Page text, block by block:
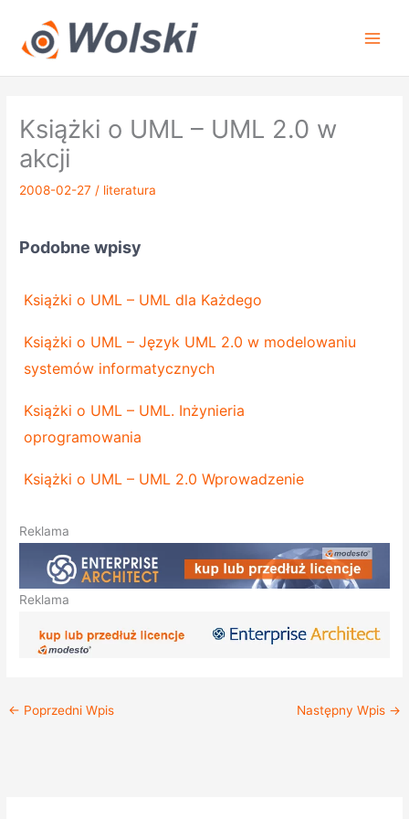
treści
Książki o UML – UML 2.0 w
akcji
2008-02-27/ literatura
Podobne wpisy
Książki o UML – UML dla Każdego
Książki o UML – Język UML 2.0 w modelowaniu
systemów informatycznych
Książki o UML – UML. Inżynieria
oprogramowania
Książki o UML – UML 2.0 Wprowadzenie
Reklama
Reklama
← Poprzedni Wpis Następny Wpis →